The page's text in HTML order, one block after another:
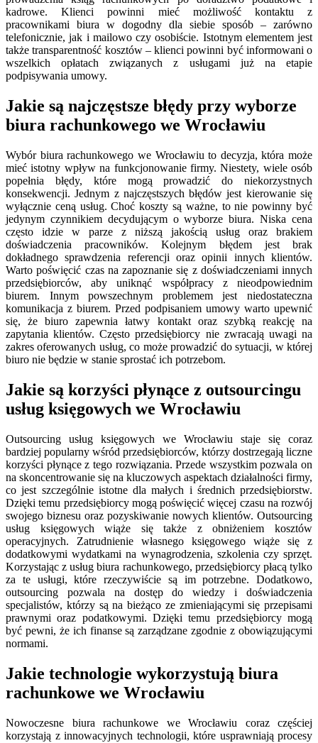
kadrowe. Klienci powinni mieć możliwość kontaktu z
pracownikami biura w dogodny dla siebie sposób – zarówno
telefonicznie, jak i mailowo czy osobiście. Istotnym elementem jest
także transparentność kosztów – klienci powinni być informowani o
wszelkich opłatach związanych z usługami już na etapie
podpisywania umowy.
Jakie są najczęstsze błędy przy wyborze
biura rachunkowego we Wrocławiu
Wybór biura rachunkowego we Wrocławiu to decyzja, która może
mieć istotny wpływ na funkcjonowanie firmy. Niestety, wiele osób
popełnia błędy, które mogą prowadzić do niekorzystnych
konsekwencji. Jednym z najczęstszych błędów jest kierowanie się
wyłącznie ceną usług. Choć koszty są ważne, to nie powinny być
jedynym czynnikiem decydującym o wyborze biura. Niska cena
często idzie w parze z niższą jakością usług oraz brakiem
doświadczenia pracowników. Kolejnym błędem jest brak
dokładnego sprawdzenia referencji oraz opinii innych klientów.
Warto poświęcić czas na zapoznanie się z doświadczeniami innych
przedsiębiorców, aby uniknąć współpracy z nieodpowiednim
biurem. Innym powszechnym problemem jest niedostateczna
komunikacja z biurem. Przed podpisaniem umowy warto upewnić
się, że biuro zapewnia łatwy kontakt oraz szybką reakcję na
zapytania klientów. Często przedsiębiorcy nie zwracają uwagi na
zakres oferowanych usług, co może prowadzić do sytuacji, w której
biuro nie będzie w stanie sprostać ich potrzebom.
Jakie są korzyści płynące z outsourcingu
usług księgowych we Wrocławiu
Outsourcing usług księgowych we Wrocławiu staje się coraz
bardziej popularny wśród przedsiębiorców, którzy dostrzegają liczne
korzyści płynące z tego rozwiązania. Przede wszystkim pozwala on
na skoncentrowanie się na kluczowych aspektach działalności firmy,
co jest szczególnie istotne dla małych i średnich przedsiębiorstw.
Dzięki temu przedsiębiorcy mogą poświęcić więcej czasu na rozwój
swojego biznesu oraz pozyskiwanie nowych klientów. Outsourcing
usług księgowych wiąże się także z obniżeniem kosztów
operacyjnych. Zatrudnienie własnego księgowego wiąże się z
dodatkowymi wydatkami na wynagrodzenia, szkolenia czy sprzęt.
Korzystając z usług biura rachunkowego, przedsiębiorcy płacą tylko
za te usługi, które rzeczywiście są im potrzebne. Dodatkowo,
outsourcing pozwala na dostęp do wiedzy i doświadczenia
specjalistów, którzy są na bieżąco ze zmieniającymi się przepisami
prawnymi oraz podatkowymi. Dzięki temu przedsiębiorcy mogą
być pewni, że ich finanse są zarządzane zgodnie z obowiązującymi
normami.
Jakie technologie wykorzystują biura
rachunkowe we Wrocławiu
Nowoczesne biura rachunkowe we Wrocławiu coraz częściej
korzystają z innowacyjnych technologii, które usprawniają procesy